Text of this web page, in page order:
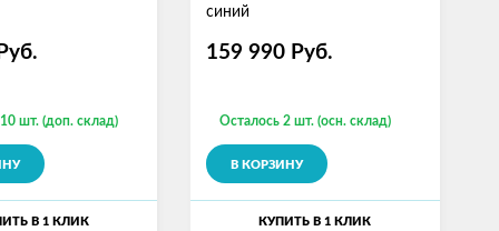
Руб.
шт. (доп. склад)
В 1 КЛИК
синий
159 990 Руб.
Осталось 2 шт. (осн. склад)
В КОРЗИНУ
КУПИТЬ В 1 КЛИК